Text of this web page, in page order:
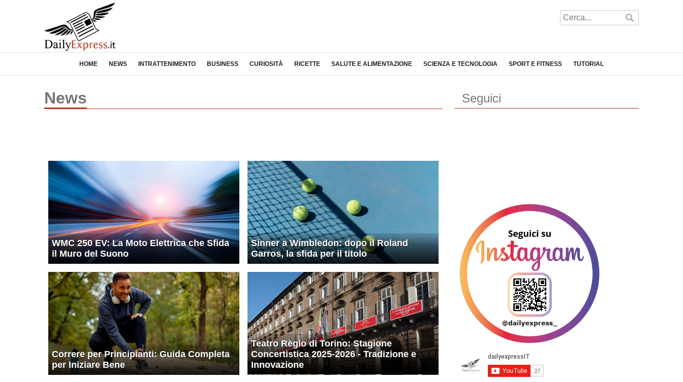
HOME NEWS INTRATTENIMENTO BUSINESS CURIOSITÀ RICETTE SALUTE E ALIMENTAZIONE SCIENZA E TECNOLOGIA SPORT E FITNESS TUTORIAL
News
WMC 250 EV: La Moto Elettrica che Sfida
il Muro del Suono
Sinner a Wimbledon: dopo il Roland
Garros, la sfida per il titolo
Correre per Principianti: Guida Completa
per Iniziare Bene
Teatro Regio di Torino: Stagione
Concertistica 2025-2026 - Tradizione e
Innovazione
Seguici